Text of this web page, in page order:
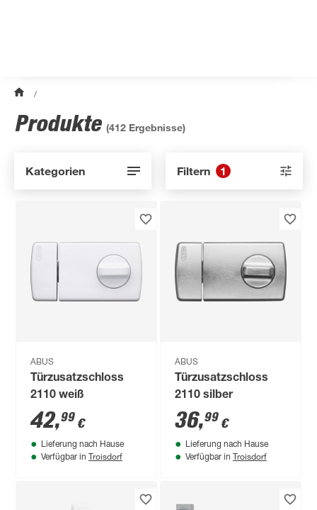
/
Produkte (412 Ergebnisse)
Kategorien Filtern 1
ABUS
Türzusatzschloss
2110 weiß
42,99 €
Lieferung nach Hause
Verfügbar in Troisdorf
ABUS
Türzusatzschloss
2110 silber
36,99 €
Lieferung nach Hause
Verfügbar in Troisdorf